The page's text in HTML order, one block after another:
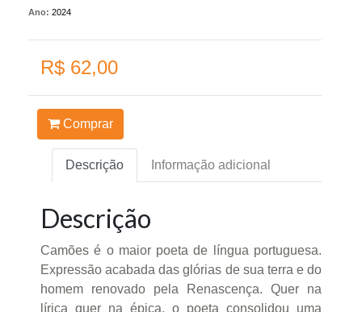
Ano: 2024
R$ 62,00
Comprar
Descrição Informação adicional
Descrição
Camões é o maior poeta de língua portuguesa.
Expressão acabada das glórias de sua terra e do
homem renovado pela Renascença. Quer na
lírica quer na épica, o poeta consolidou uma